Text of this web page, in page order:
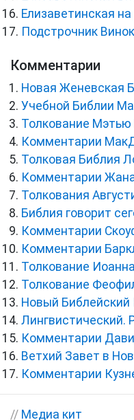
Елизаветинская
Подстрочник
Комментарии
Новая Женевская
Учебной Библии
Толкование Мэтью
Комментарии
Толковая Библия
Комментарии
Толкования
Библия говорит
Комментарии
Комментарии
Толкование
Толкование
Новый
Лингвистический.
Комментарии
Ветхий Завет в
Комментарии
// Медиа кит